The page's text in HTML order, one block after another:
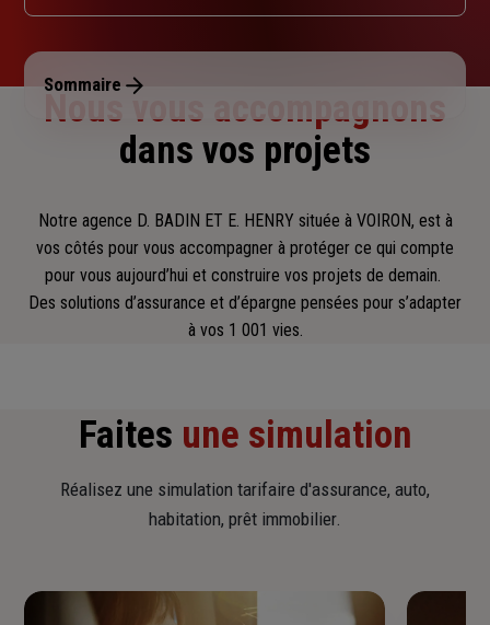
Dimanche : Fermé
Sommaire
Nous vous accompagnons
dans vos projets
Notre agence D. BADIN ET E. HENRY située à VOIRON, est à
vos côtés pour vous accompagner à protéger ce qui compte
pour vous aujourd’hui et construire vos projets de demain.
Des solutions d’assurance et d’épargne pensées pour s’adapter
à vos 1 001 vies.
Faites une simulation
Réalisez une simulation tarifaire d'assurance, auto,
habitation, prêt immobilier.